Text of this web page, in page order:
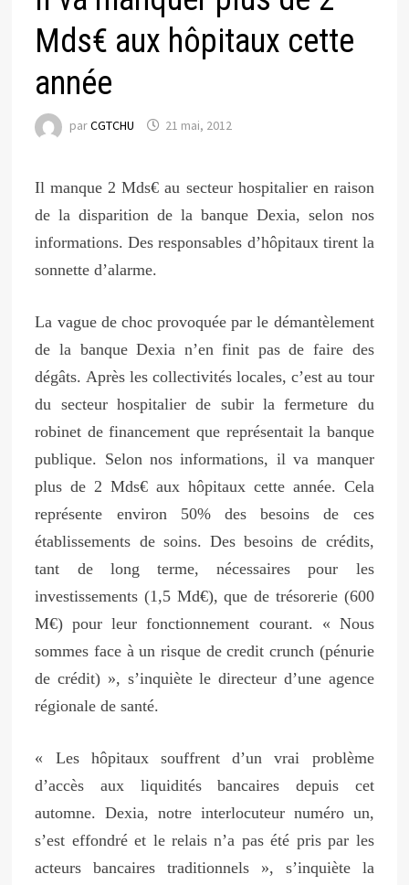
Mds€ aux hôpitaux cette
année
parCGTCHU 21 mai, 2012
Il manque 2 Mds€ au secteur hospitalier en raison
de la disparition de la banque Dexia, selon nos
informations. Des responsables d’hôpitaux tirent la
sonnette d’alarme.
La vague de choc provoquée par le démantèlement
de la banque Dexia n’en finit pas de faire des
dégâts. Après les collectivités locales, c’est au tour
du secteur hospitalier de subir la fermeture du
robinet de financement que représentait la banque
publique. Selon nos informations, il va manquer
plus de 2 Mds€ aux hôpitaux cette année. Cela
représente environ 50% des besoins de ces
établissements de soins. Des besoins de crédits,
tant de long terme, nécessaires pour les
investissements (1,5 Md€), que de trésorerie (600
M€) pour leur fonctionnement courant. « Nous
sommes face à un risque de credit crunch (pénurie
de crédit) », s’inquiète le directeur d’une agence
régionale de santé.
« Les hôpitaux souffrent d’un vrai problème
d’accès aux liquidités bancaires depuis cet
automne. Dexia, notre interlocuteur numéro un,
s’est effondré et le relais n’a pas été pris par les
acteurs bancaires traditionnels », s’inquiète la